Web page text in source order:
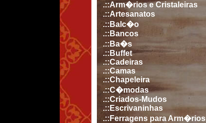
.::Arm�rios e Cristaleiras
.::Artesanatos
.::Balc�o
.::Bancos
.::Ba�s
.::Buffet
.::Cadeiras
.::Camas
.::Chapeleira
.::C�modas
.::Criados-Mudos
.::Escrivaninhas
.::Ferragens para Arm�rios